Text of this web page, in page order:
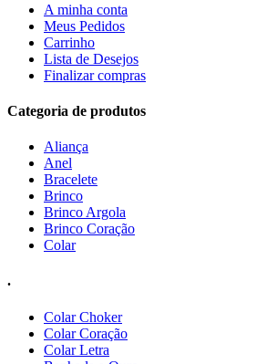
A minha conta
Meus Pedidos
Carrinho
Lista de Desejos
Finalizar compras
Categoria de produtos
Aliança
Anel
Bracelete
Brinco
Brinco Argola
Brinco Coração
Colar
.
Colar Choker
Colar Coração
Colar Letra